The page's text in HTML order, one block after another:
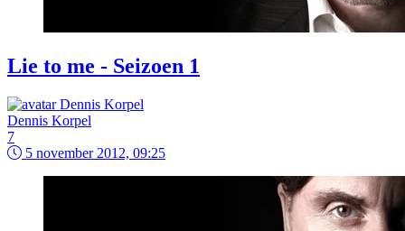
Lie to me - Seizoen 1
Dennis Korpel
7
5 november 2012, 09:25